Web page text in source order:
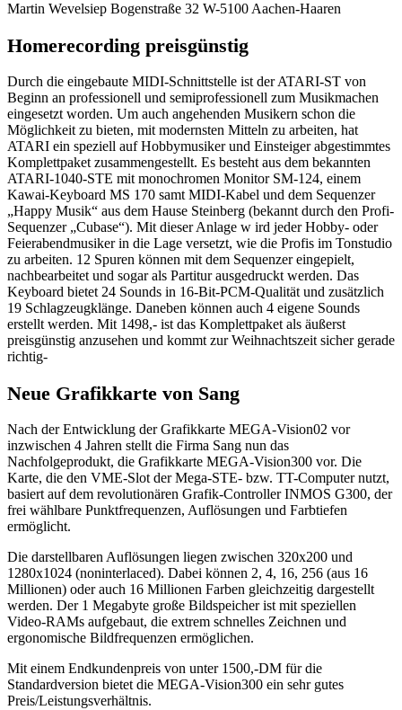
Martin Wevelsiep Bogenstraße 32 W-5100 Aachen-Haaren
Homerecording preisgünstig
Durch die eingebaute MIDI-Schnittstelle ist der ATARI-ST von
Beginn an professionell und semiprofessionell zum Musikmachen
eingesetzt worden. Um auch angehenden Musikern schon die
Möglichkeit zu bieten, mit modernsten Mitteln zu arbeiten, hat
ATARI ein speziell auf Hobbymusiker und Einsteiger abgestimmtes
Komplettpaket zusammengestellt. Es besteht aus dem bekannten
ATARI-1040-STE mit monochromen Monitor SM-124, einem
Kawai-Keyboard MS 170 samt MIDI-Kabel und dem Sequenzer
„Happy Musik“ aus dem Hause Steinberg (bekannt durch den Profi-
Sequenzer „Cubase“). Mit dieser Anlage w ird jeder Hobby- oder
Feierabendmusiker in die Lage versetzt, wie die Profis im Tonstudio
zu arbeiten. 12 Spuren können mit dem Sequenzer eingepielt,
nachbearbeitet und sogar als Partitur ausgedruckt werden. Das
Keyboard bietet 24 Sounds in 16-Bit-PCM-Qualität und zusätzlich
19 Schlagzeugklänge. Daneben können auch 4 eigene Sounds
erstellt werden. Mit 1498,- ist das Komplettpaket als äußerst
preisgünstig anzusehen und kommt zur Weihnachtszeit sicher gerade
richtig-
Neue Grafikkarte von Sang
Nach der Entwicklung der Grafikkarte MEGA-Vision02 vor
inzwischen 4 Jahren stellt die Firma Sang nun das
Nachfolgeprodukt, die Grafikkarte MEGA-Vision300 vor. Die
Karte, die den VME-Slot der Mega-STE- bzw. TT-Computer nutzt,
basiert auf dem revolutionären Grafik-Controller INMOS G300, der
frei wählbare Punktfrequenzen, Auflösungen und Farbtiefen
ermöglicht.
Die darstellbaren Auflösungen liegen zwischen 320x200 und
1280x1024 (noninterlaced). Dabei können 2, 4, 16, 256 (aus 16
Millionen) oder auch 16 Millionen Farben gleichzeitig dargestellt
werden. Der 1 Megabyte große Bildspeicher ist mit speziellen
Video-RAMs aufgebaut, die extrem schnelles Zeichnen und
ergonomische Bildfrequenzen ermöglichen.
Mit einem Endkundenpreis von unter 1500,-DM für die
Standardversion bietet die MEGA-Vision300 ein sehr gutes
Preis/Leistungsverhältnis.